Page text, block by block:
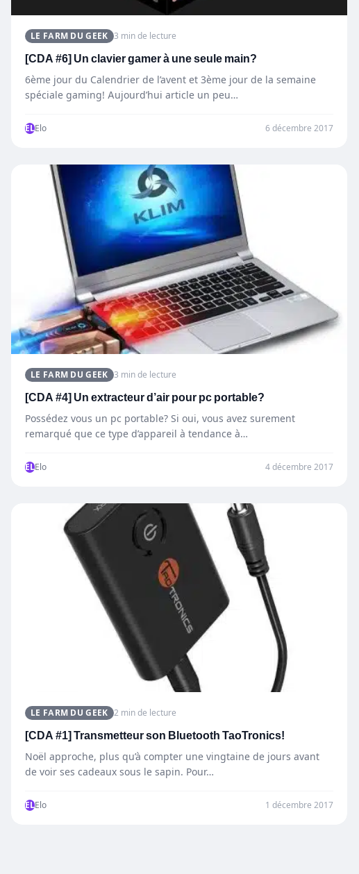
LE FARM DU GEEK 3 min de lecture
[CDA #6] Un clavier gamer à une seule main?
6ème jour du Calendrier de l’avent et 3ème jour de la semaine
spéciale gaming! Aujourd’hui article un peu…
ELElo 6 décembre 2017
LE FARM DU GEEK 3 min de lecture
[CDA #4] Un extracteur d’air pour pc portable?
Possédez vous un pc portable? Si oui, vous avez surement
remarqué que ce type d’appareil à tendance à…
ELElo 4 décembre 2017
LE FARM DU GEEK 2 min de lecture
[CDA #1] Transmetteur son Bluetooth TaoTronics!
Noël approche, plus qu’à compter une vingtaine de jours avant
de voir ses cadeaux sous le sapin. Pour…
ELElo 1 décembre 2017